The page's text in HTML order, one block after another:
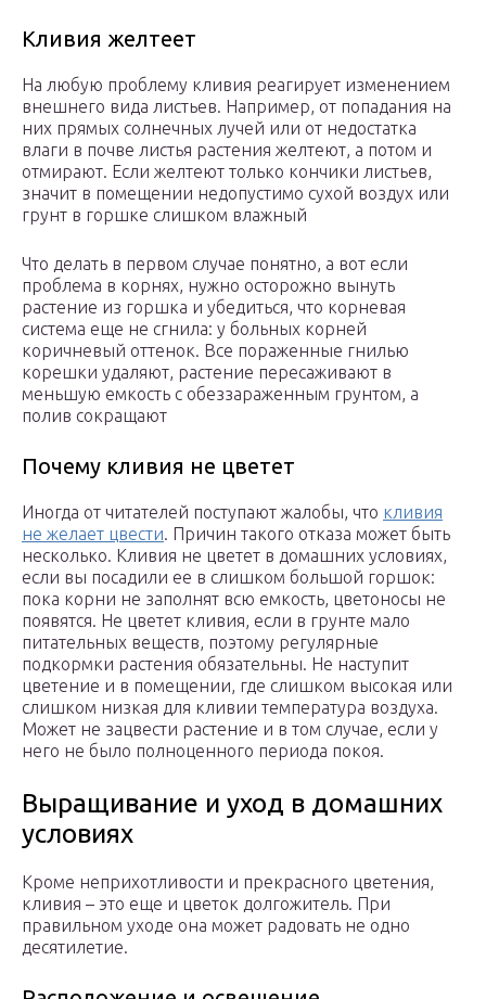
Кливия желтеет
На любую проблему кливия реагирует изменением
внешнего вида листьев. Например, от попадания на
них прямых солнечных лучей или от недостатка
влаги в почве листья растения желтеют, а потом и
отмирают. Если желтеют только кончики листьев,
значит в помещении недопустимо сухой воздух или
грунт в горшке слишком влажный
Что делать в первом случае понятно, а вот если
проблема в корнях, нужно осторожно вынуть
растение из горшка и убедиться, что корневая
система еще не сгнила: у больных корней
коричневый оттенок. Все пораженные гнилью
корешки удаляют, растение пересаживают в
меньшую емкость с обеззараженным грунтом, а
полив сокращают
Почему кливия не цветет
Иногда от читателей поступают жалобы, что кливия
не желает цвести. Причин такого отказа может быть
несколько. Кливия не цветет в домашних условиях,
если вы посадили ее в слишком большой горшок:
пока корни не заполнят всю емкость, цветоносы не
появятся. Не цветет кливия, если в грунте мало
питательных веществ, поэтому регулярные
подкормки растения обязательны. Не наступит
цветение и в помещении, где слишком высокая или
слишком низкая для кливии температура воздуха.
Может не зацвести растение и в том случае, если у
него не было полноценного периода покоя.
Выращивание и уход в домашних
условиях
Кроме неприхотливости и прекрасного цветения,
кливия – это еще и цветок долгожитель. При
правильном уходе она может радовать не одно
десятилетие.